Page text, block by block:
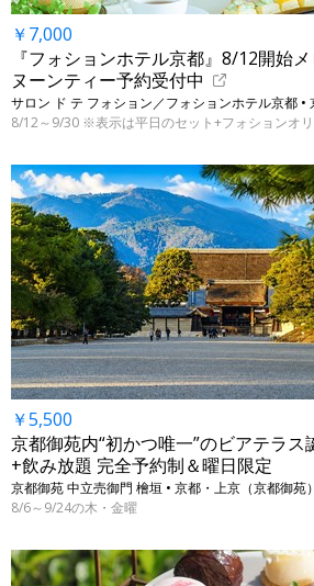
￥7,000
『フォションホテル京都』8/12開始
ヌーンティー予約受付中
サロン ド テ フォション／フォションホテル京都 •
￥5,500
京都御苑内“初かつ唯一”のビアテラ
+飲み放題 完全予約制＆曜日限定
京都御苑 中立売御門 檜垣 • 京都・上京（京都御苑）
8/6～9/24の木・金曜